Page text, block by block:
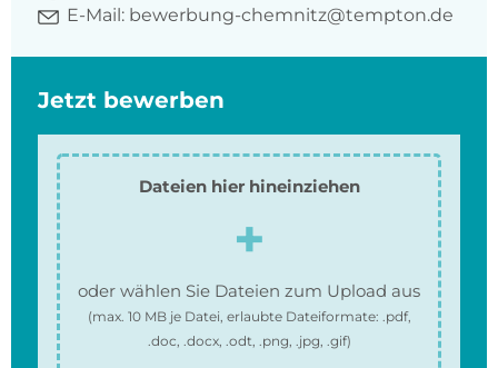
E-Mail: bewerbung-chemnitz@tempton.de
Jetzt bewerben
Dateien hier hineinziehen
oder wählen Sie Dateien zum Upload aus
(max. 10 MBje Datei, erlaubte Dateiformate: .pdf,
.doc, .docx, .odt, .png, .jpg, .gif)